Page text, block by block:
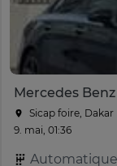
Mercedes
Sicap foire, Dakar
9. mai, 01:36
Automatique